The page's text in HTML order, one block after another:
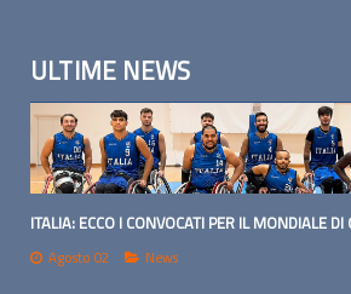
ULTIME NEWS
ITALIA: ECCO I CONVOCATI PER IL MONDIALE DI
Agosto 02 News